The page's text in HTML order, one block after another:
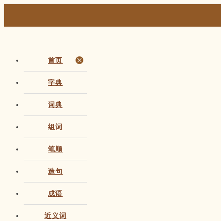
首页
字典
词典
组词
笔顺
造句
成语
近义词